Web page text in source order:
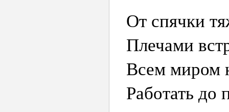
От спячки
Плечами
Всем миром
Работать до